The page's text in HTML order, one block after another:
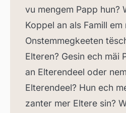
vu mengem Papp hun?
Koppel an als Famill em
Onstemmegkeeten
Elteren? Gesin ech mäi
an Elterendeel oder
Elterendeel? Hun ech
zanter mer Eltere sin?